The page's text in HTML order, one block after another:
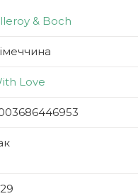
& Boch
Love